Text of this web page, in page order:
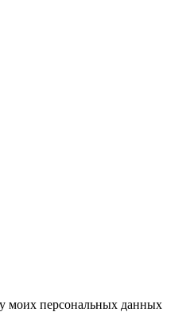
моих персональных данных